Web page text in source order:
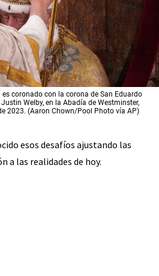
es coronado con la corona de San Eduardo
Welby, en la Abadía de Westminster,
2023. (Aaron Chown/Pool Photo vía AP)
esos desafíos ajustando las
a las realidades de hoy.